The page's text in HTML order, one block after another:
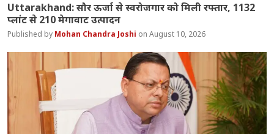
Uttarakhand: सौर ऊर्जा से स्वरोजगार को मिली रफ्तार, 1132
प्लांट से 210 मेगावाट उत्पादन
Mohan Chandra Joshi August 10, 2026